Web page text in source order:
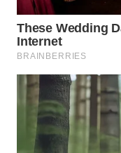
BOGOR
WN
DEPOK
WN
TAPANULI
UTARA